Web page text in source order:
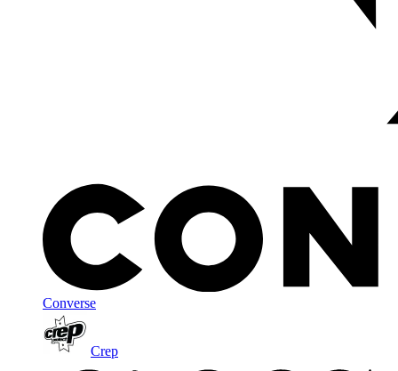
Converse
Crep